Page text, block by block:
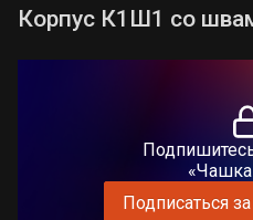
Корпус К1Ш1 со
Подписаться